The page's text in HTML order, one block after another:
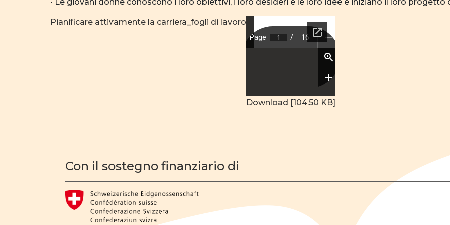
• Le giovani donne conoscono i loro obiettivi, i loro desideri e le loro idee e iniziano il loro progetto
Pianificare attivamente la carriera_fogli di lavoro
Download [104.50 KB]
Con il sostegno finanziario di